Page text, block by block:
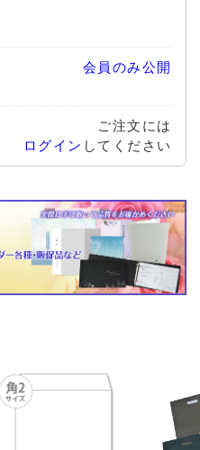
会員のみ公開
ご注文には
ログイン してください